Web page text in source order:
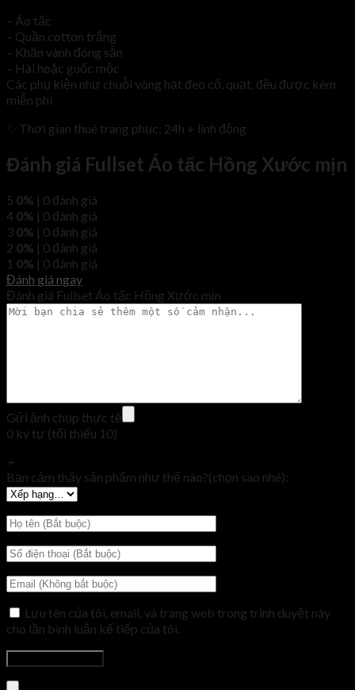
– Áo tấc
– Quần cotton trắng
– Khăn vành đóng sẵn
– Hài hoặc guốc mộc
Các phụ kiện như chuỗi vòng hạt đeo cổ, quạt, đều được kèm
miễn phí
✨ Thơi gian thuê trang phục: 24h + linh động
Đánh giá Fullset Áo tấc Hồng Xước mịn
5 0% | 0 đánh giá
4 0% | 0 đánh giá
3 0% | 0 đánh giá
2 0% | 0 đánh giá
1 0% | 0 đánh giá
Đánh giá ngay
Đánh giá Fullset Áo tấc Hồng Xước mịn
Gửi ảnh chụp thực tế
0 ký tự (tối thiểu 10)
+
Bạn cảm thấy sản phẩm như thế nào?(chọn sao nhé):
Lưu tên của tôi, email, và trang web trong trình duyệt này
cho lần bình luận kế tiếp của tôi.